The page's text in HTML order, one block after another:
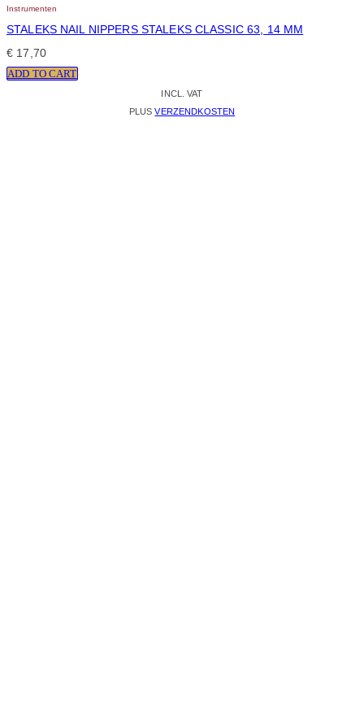
Instrumenten
STALEKS NAIL NIPPERS STALEKS CLASSIC 63, 14 MM
€ 17,70
ADD TO CART
INCL. VAT
PLUSVERZENDKOSTEN